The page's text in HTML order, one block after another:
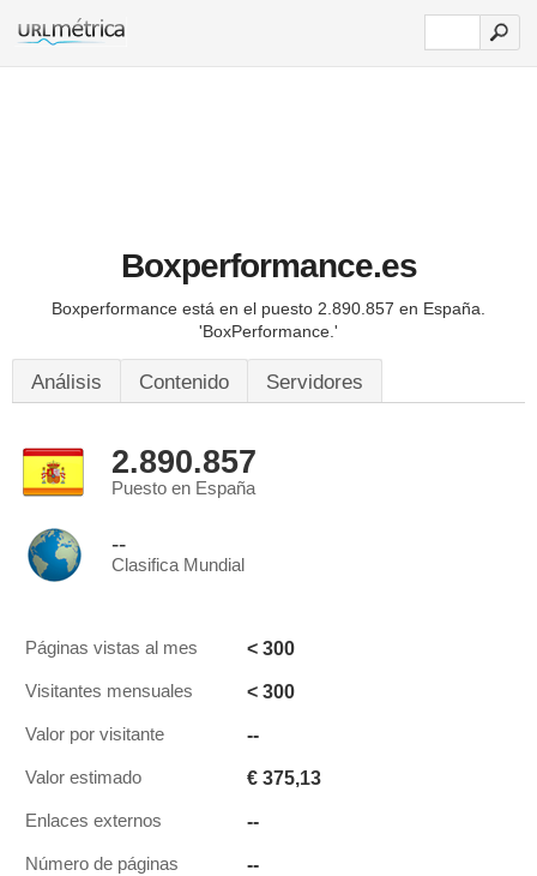
Boxperformance.es
Boxperformance está en el puesto 2.890.857 en España.
'BoxPerformance.'
Análisis Contenido Servidores
2.890.857
Puesto en España
--
Clasifica Mundial
Páginas vistas al mes < 300
Visitantes mensuales < 300
Valor por visitante --
Valor estimado € 375,13
Enlaces externos --
Número de páginas --